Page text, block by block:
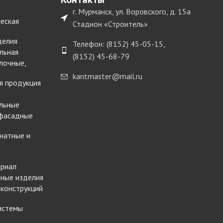
продукция
и
изделия
г. Мурманск, ул. Воровского, д. 15а
Стадион «Строитель»
Телефон: (8152) 45-05-15,
(8152) 45-68-79
kantmaster@mail.ru